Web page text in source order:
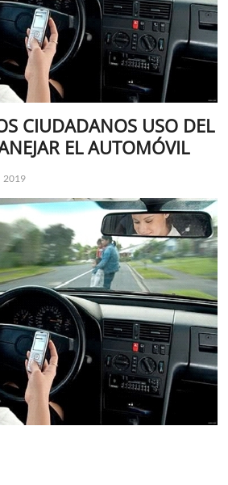
CIUDADANOS USO DEL
EL AUTOMÓVIL
2019